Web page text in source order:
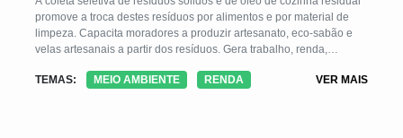
promove a troca destes resíduos por alimentos e por material de
limpeza. Capacita moradores a produzir artesanato, eco-sabão e
velas artesanais a partir dos resíduos. Gera trabalho, renda,
TEMAS:
MEIO AMBIENTE RENDA VER MAIS